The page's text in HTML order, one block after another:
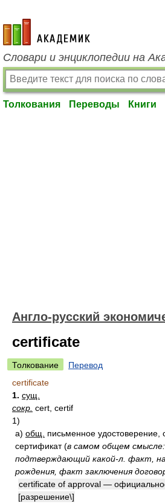
academic.ru
Словари и энциклопедии на
Толкования Переводы Книги
Англо-русский
certificate
Толкование
Перевод
certificate
1. сущ.
сокр. cert, certif
1)
а) общ.
письменное удостоверение,
сертификат(в самом общем
подтверждающий какой-л. факт,
рождения, факт заключения
certificate of approval —
[разрешение\]